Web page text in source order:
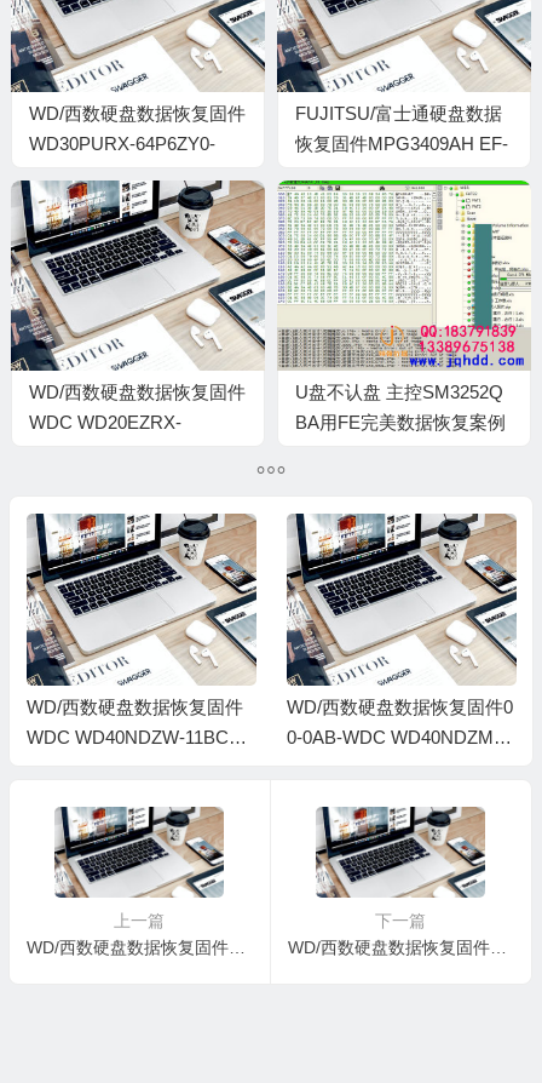
WD/西数硬盘数据恢复固件
WD30PURX-64P6ZY0-
WMC4N0L5KKLJ-
00150003-6-H-1740
FUJITSU/富士通硬盘数据
恢复固件MPG3409AH EF-
WD/西数硬盘数据恢复固件
WDC WD20EZRX-
0004002Q-1714
U盘不认盘 主控SM3252Q
BA用FE完美数据恢复案例
WD/西数硬盘数据恢复固件
WDC WD40NDZW-11BCSS
WD/西数硬盘数据恢复固件0
0-0AB-WDC WD40NDZM-1
上一篇
WD/西数硬盘数据恢复固件WDC WD50NDZW-11BCSS1-01-01A01-WD-WX22DA2854D9-0000000A-2016
下一篇
WD/西数硬盘数据恢复固件WDC WD50NMZW-59BCBS0-01-01A01-WD-WXC2DB144TC5-0000000A-2016